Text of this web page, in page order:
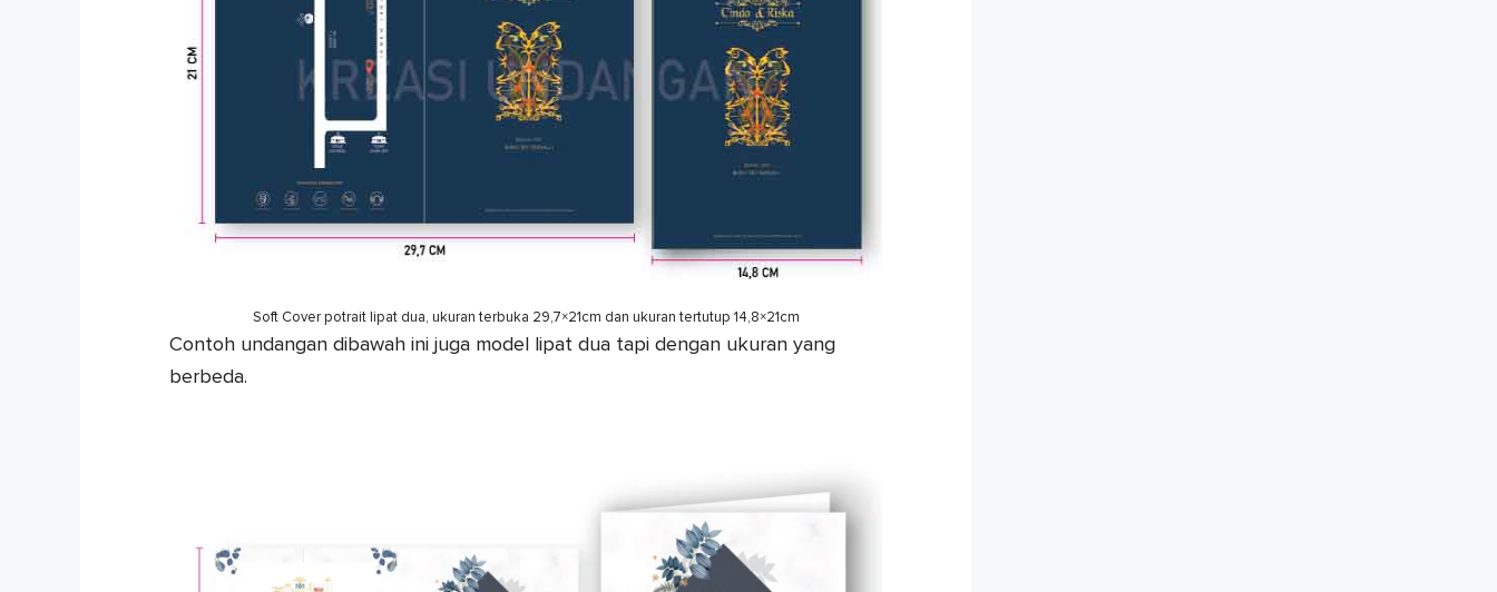
Soft Cover potrait lipat dua, ukuran terbuka 29,7×21cm dan ukuran tertutup 14,8×21cm
Contoh undangan dibawah ini juga model lipat dua tapi dengan ukuran yang
berbeda.